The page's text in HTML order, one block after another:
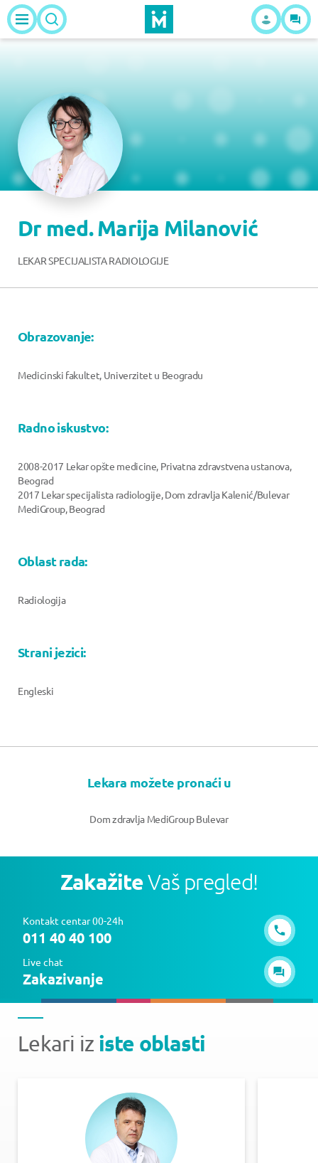
Dr med. Marija Milanović
LEKAR SPECIJALISTA RADIOLOGIJE
Obrazovanje:
Medicinski fakultet, Univerzitet u Beogradu
Radno iskustvo:
2008-2017 Lekar opšte medicine, Privatna zdravstvena ustanova,
Beograd
2017 Lekar specijalista radiologije, Dom zdravlja Kalenić/Bulevar
MediGroup, Beograd
Oblast rada:
Radiologija
Strani jezici:
Engleski
Lekara možete pronaći u
Dom zdravlja MediGroup Bulevar
ZakažiteVaš pregled!
Kontakt centar 00-24h
011 40 40 100
Live chat
Zakazivanje
Lekari iz iste oblasti